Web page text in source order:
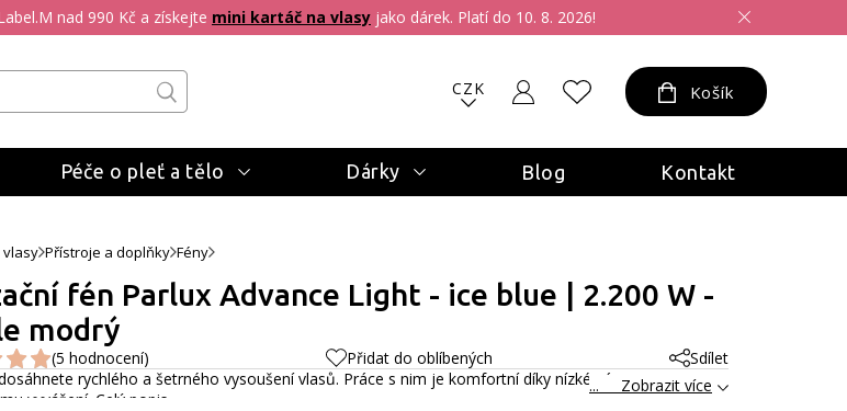
nad 990 Kč a získejte mini kartáč na vlasy jako dárek. Platí do 10. 8. 2026!
CZK Košík
Péče o pleť a tělo Dárky Blog Kontakt
vlasy Přístroje a doplňky Fény
fén Parlux Advance Light - ice blue | 2.200 W -
modrý
(5 hodnocení) Přidat do oblíbených
Sdílet
rychlého a šetrného vysoušení vlasů. Práce s nim je komfortní díky nízké váze a
vyvážení. Celý popis
... Zobrazit více